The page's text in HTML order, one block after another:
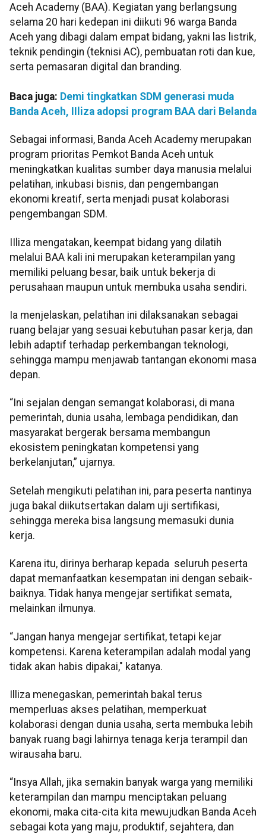
Aceh Academy (BAA). Kegiatan yang berlangsung
selama 20 hari kedepan ini diikuti 96 warga Banda
Aceh yang dibagi dalam empat bidang, yakni las listrik,
teknik pendingin (teknisi AC), pembuatan roti dan kue,
serta pemasaran digital dan branding.
Baca juga: Demi tingkatkan SDM generasi muda
Banda Aceh, IIliza adopsi program BAA dari Belanda
Sebagai informasi, Banda Aceh Academy merupakan
program prioritas Pemkot Banda Aceh untuk
meningkatkan kualitas sumber daya manusia melalui
pelatihan, inkubasi bisnis, dan pengembangan
ekonomi kreatif, serta menjadi pusat kolaborasi
pengembangan SDM.
IIliza mengatakan, keempat bidang yang dilatih
melalui BAA kali ini merupakan keterampilan yang
memiliki peluang besar, baik untuk bekerja di
perusahaan maupun untuk membuka usaha sendiri.
Ia menjelaskan, pelatihan ini dilaksanakan sebagai
ruang belajar yang sesuai kebutuhan pasar kerja, dan
lebih adaptif terhadap perkembangan teknologi,
sehingga mampu menjawab tantangan ekonomi masa
depan.
“Ini sejalan dengan semangat kolaborasi, di mana
pemerintah, dunia usaha, lembaga pendidikan, dan
masyarakat bergerak bersama membangun
ekosistem peningkatan kompetensi yang
berkelanjutan,” ujarnya.
Setelah mengikuti pelatihan ini, para peserta nantinya
juga bakal diikutsertakan dalam uji sertifikasi,
sehingga mereka bisa langsung memasuki dunia
kerja.
Karena itu, dirinya berharap kepada seluruh peserta
dapat memanfaatkan kesempatan ini dengan sebaik-
baiknya. Tidak hanya mengejar sertifikat semata,
melainkan ilmunya.
“Jangan hanya mengejar sertifikat, tetapi kejar
kompetensi. Karena keterampilan adalah modal yang
tidak akan habis dipakai," katanya.
Illiza menegaskan, pemerintah bakal terus
memperluas akses pelatihan, memperkuat
kolaborasi dengan dunia usaha, serta membuka lebih
banyak ruang bagi lahirnya tenaga kerja terampil dan
wirausaha baru.
“Insya Allah, jika semakin banyak warga yang memiliki
keterampilan dan mampu menciptakan peluang
ekonomi, maka cita-cita kita mewujudkan Banda Aceh
sebagai kota yang maju, produktif, sejahtera, dan